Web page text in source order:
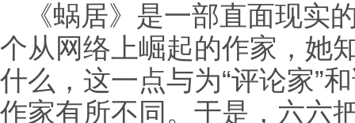
《蜗居》是一部直面现实
个从网络上崛起的作家，她
什么，这一点与为“评论家”
作家有所不同。于是，六六